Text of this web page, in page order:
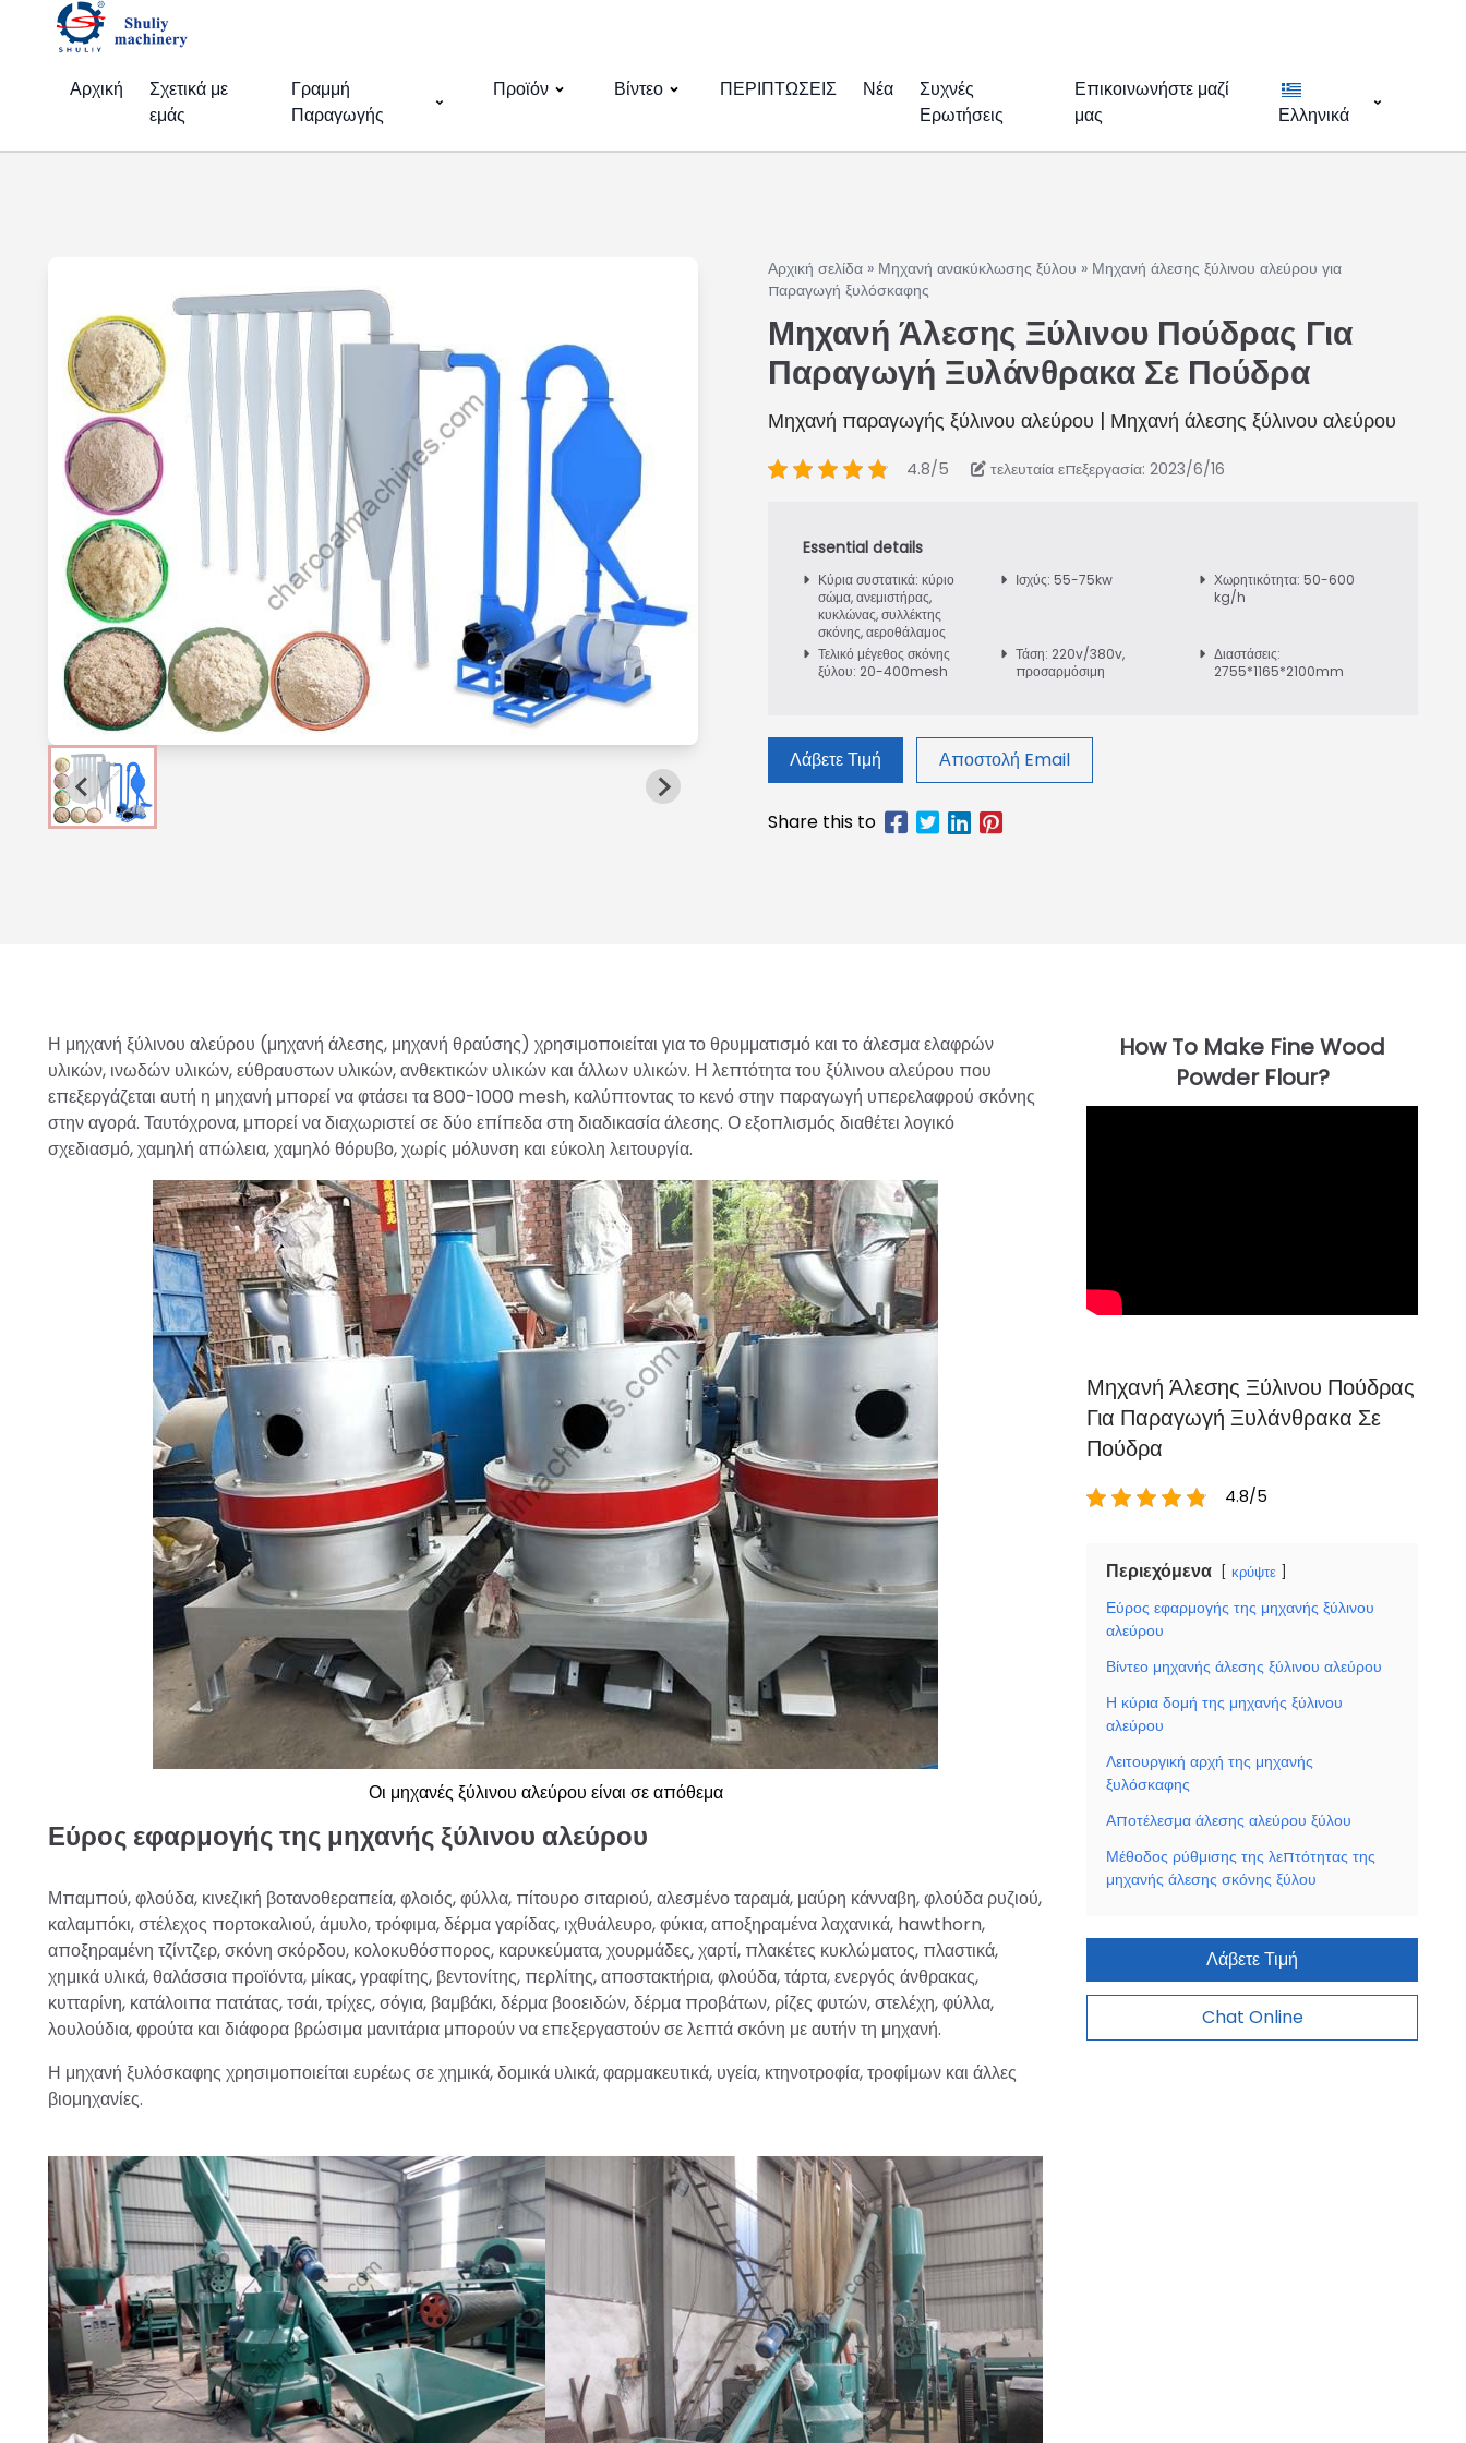
Αρχική
Σχετικά με
εμάς
Γραμμή
Παραγωγής
Προϊόν Βίντεο ΠΕΡΙΠΤΩΣΕΙΣ Νέα
Συχνές
Ερωτήσεις
Επικοινωνήστε μαζί
μας
Ελληνικά
Αρχική σελίδα » Μηχανή ανακύκλωσης ξύλου » Μηχανή άλεσης ξύλινου αλεύρου για
παραγωγή ξυλόσκαφης
Μηχανή Άλεσης Ξύλινου Πούδρας Για
Παραγωγή Ξυλάνθρακα Σε Πούδρα
Μηχανή παραγωγής ξύλινου αλεύρου | Μηχανή άλεσης ξύλινου αλεύρου
4.8/5 τελευταία επεξεργασία: 2023/6/16
Κύρια συστατικά: κύριο
σώμα, ανεμιστήρας,
κυκλώνας, συλλέκτης
σκόνης, αεροθάλαμος
Ισχύς: 55-75kw
Χωρητικότητα: 50-600
kg/h
Τελικό μέγεθος σκόνης
ξύλου: 20-400mesh
Τάση: 220v/380v,
προσαρμόσιμη
Διαστάσεις:
2755*1165*2100mm
Λάβετε Τιμή Αποστολή Email
Η μηχανή ξύλινου αλεύρου (μηχανή άλεσης, μηχανή θραύσης) χρησιμοποιείται για το θρυμματισμό και το άλεσμα ελαφρών
υλικών, ινωδών υλικών, εύθραυστων υλικών, ανθεκτικών υλικών και άλλων υλικών. Η λεπτότητα του ξύλινου αλεύρου που
επεξεργάζεται αυτή η μηχανή μπορεί να φτάσει τα 800-1000 mesh, καλύπτοντας το κενό στην παραγωγή υπερελαφρού σκόνης
στην αγορά. Ταυτόχρονα, μπορεί να διαχωριστεί σε δύο επίπεδα στη διαδικασία άλεσης. Ο εξοπλισμός διαθέτει λογικό
σχεδιασμό, χαμηλή απώλεια, χαμηλό θόρυβο, χωρίς μόλυνση και εύκολη λειτουργία.
Οι μηχανές ξύλινου αλεύρου είναι σε απόθεμα
Εύρος εφαρμογής της μηχανής ξύλινου αλεύρου
Μπαμπού, φλούδα, κινεζική βοτανοθεραπεία, φλοιός, φύλλα, πίτουρο σιταριού, αλεσμένο ταραμά, μαύρη κάνναβη, φλούδα ρυζιού,
καλαμπόκι, στέλεχος πορτοκαλιού, άμυλο, τρόφιμα, δέρμα γαρίδας, ιχθυάλευρο, φύκια, αποξηραμένα λαχανικά, hawthorn,
αποξηραμένη τζίντζερ, σκόνη σκόρδου, κολοκυθόσπορος, καρυκεύματα, χουρμάδες, χαρτί, πλακέτες κυκλώματος, πλαστικά,
χημικά υλικά, θαλάσσια προϊόντα, μίκας, γραφίτης, βεντονίτης, περλίτης, αποστακτήρια, φλούδα, τάρτα, ενεργός άνθρακας,
κυτταρίνη, κατάλοιπα πατάτας, τσάι, τρίχες, σόγια, βαμβάκι, δέρμα βοοειδών, δέρμα προβάτων, ρίζες φυτών, στελέχη, φύλλα,
λουλούδια, φρούτα και διάφορα βρώσιμα μανιτάρια μπορούν να επεξεργαστούν σε λεπτά σκόνη με αυτήν τη μηχανή.
Η μηχανή ξυλόσκαφης χρησιμοποιείται ευρέως σε χημικά, δομικά υλικά, φαρμακευτικά, υγεία, κτηνοτροφία, τροφίμων και άλλες
βιομηχανίες.
Μηχανή Άλεσης Ξύλινου Πούδρας
Για Παραγωγή Ξυλάνθρακα Σε
Πούδρα
4.8/5
Περιεχόμενα κρύψτε
Εύρος εφαρμογής της μηχανής ξύλινου
αλεύρου
Βίντεο μηχανής άλεσης ξύλινου αλεύρου
Η κύρια δομή της μηχανής ξύλινου
αλεύρου
Λειτουργική αρχή της μηχανής
ξυλόσκαφης
Αποτέλεσμα άλεσης αλεύρου ξύλου
Μέθοδος ρύθμισης της λεπτότητας της
μηχανής άλεσης σκόνης ξύλου
Λάβετε Τιμή
Chat Online